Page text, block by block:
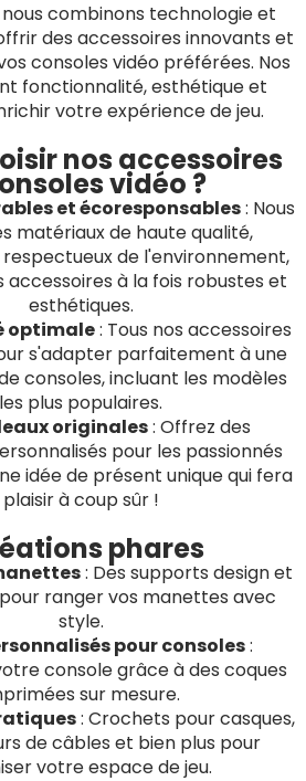
combinons technologie et
des accessoires innovants et
consoles vidéo préférées. Nos
fonctionnalité, esthétique et
votre expérience de jeu.
nos accessoires
vidéo ?
et écoresponsables: Nous
matériaux de haute qualité,
de l'environnement,
accessoires à la fois robustes et
esthétiques.
optimale: Tous nos accessoires
s'adapter parfaitement à une
consoles, incluant les modèles
les plus populaires.
originales: Offrez des
pour les passionnés
idée de présent unique qui fera
plaisir à coup sûr !
phares
: Des supports design et
ranger vos manettes avec
style.
pour consoles:
console grâce à des coques
sur mesure.
: Crochets pour casques,
de câbles et bien plus pour
votre espace de jeu.